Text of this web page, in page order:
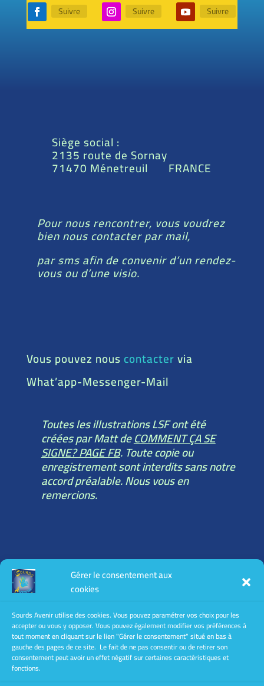
Gérer le consentement aux
cookies
Sourds Avenir utilise des cookies. Vous pouvez paramétrer vos choix pour les
accepter ou vous y opposer. Vous pouvez également modifier vos préférences à
tout moment en cliquant sur le lien "Gérer le consentement" situé en bas à
gauche des pages de ce site. Le fait de ne pas consentir ou de retirer son
consentement peut avoir un effet négatif sur certaines caractéristiques et
fonctions.
Suivre Suivre Suivre
Siège social :
2135 route de Sornay
71470 Ménetreuil FRANCE
Pour nous rencontrer, vous voudrez
bien nous contacter par mail,
par sms afin de convenir d’un rendez-
vous ou d’une visio.
Vous pouvez nous contactervia
What’app-Messenger-Mail
Toutes les illustrations LSF ont été
créées par Matt deCOMMENT ÇA SE
SIGNE? PAGE FB. Toute copie ou
enregistrement sont interdits sans notre
accord préalable. Nous vous en
remercions.
Toutes les informations légales :
mentions légales
conditions générales de vente
Politique de confidentialité